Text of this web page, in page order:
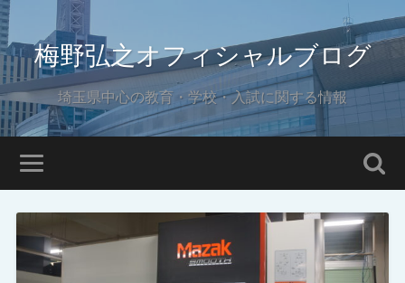
梅野弘之オフィシャルブログ
埼玉県中心の教育・学校・入試に関する情報